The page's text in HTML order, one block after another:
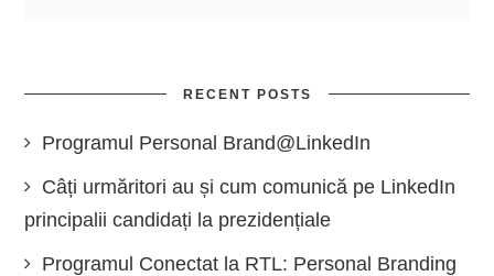
RECENT POSTS
Programul Personal Brand@LinkedIn
Câți urmăritori au și cum comunică pe LinkedIn
principalii candidați la prezidențiale
Programul Conectat la RTL: Personal Branding